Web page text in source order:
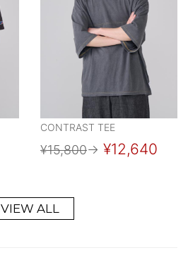
CONTRAST TEE
¥15,800→ ¥12,640
VIEW ALL